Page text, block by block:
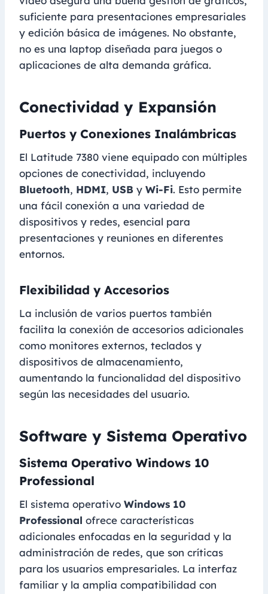
suficiente para presentaciones empresariales
y edición básica de imágenes. No obstante,
no es una laptop diseñada para juegos o
aplicaciones de alta demanda gráfica.
Conectividad y Expansión
Puertos y Conexiones Inalámbricas
El Latitude 7380 viene equipado con múltiples
opciones de conectividad, incluyendo
Bluetooth, HDMI, USB y Wi-Fi. Esto permite
una fácil conexión a una variedad de
dispositivos y redes, esencial para
presentaciones y reuniones en diferentes
entornos.
Flexibilidad y Accesorios
La inclusión de varios puertos también
facilita la conexión de accesorios adicionales
como monitores externos, teclados y
dispositivos de almacenamiento,
aumentando la funcionalidad del dispositivo
según las necesidades del usuario.
Software y Sistema Operativo
Sistema Operativo Windows 10
Professional
El sistema operativo Windows 10
Professional ofrece características
adicionales enfocadas en la seguridad y la
administración de redes, que son críticas
para los usuarios empresariales. La interfaz
familiar y la amplia compatibilidad con